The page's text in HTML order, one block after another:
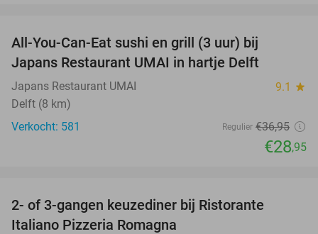
All-You-Can-Eat sushi en grill (3 uur) bij
Japans Restaurant UMAI in hartje Delft
Japans Restaurant UMAI 9.1 star
Delft (8 km)
Verkocht: 581
Regulier €36,95
€28,95
2- of 3-gangen keuzediner bij Ristorante
Italiano Pizzeria Romagna